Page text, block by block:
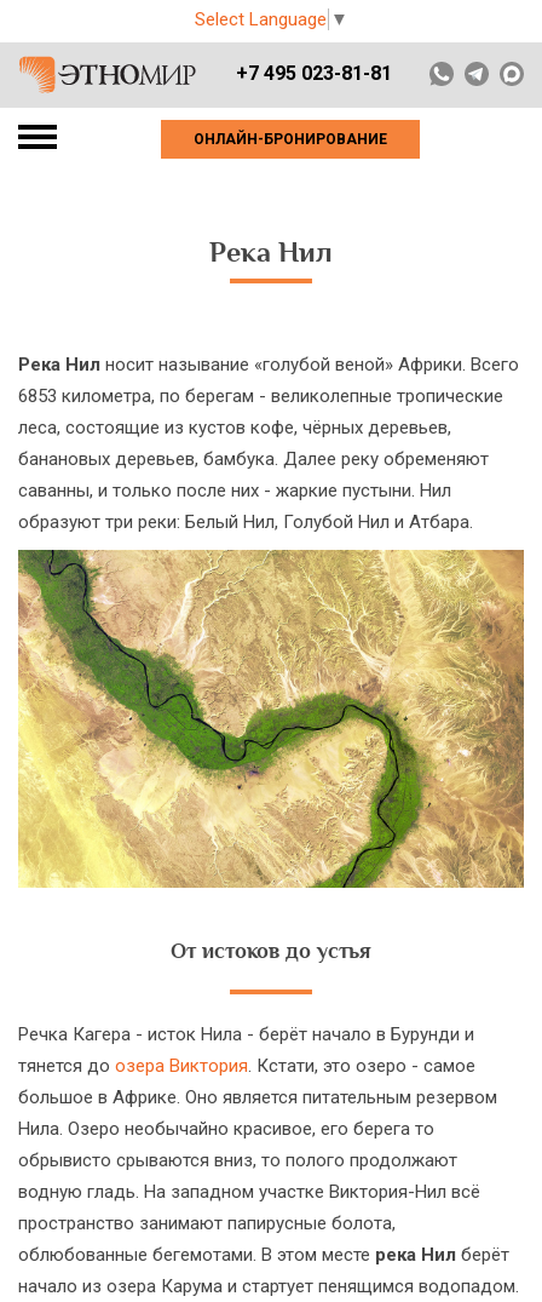
Select Language ▼
+7 495 023-81-81
ОНЛАЙН-БРОНИРОВАНИЕ
Река Нил
Река Нил носит называние «голубой веной» Африки. Всего
6853 километра, по берегам - великолепные тропические
леса, состоящие из кустов кофе, чёрных деревьев,
банановых деревьев, бамбука. Далее реку обременяют
саванны, и только после них - жаркие пустыни. Нил
образуют три реки: Белый Нил, Голубой Нил и Атбара.
От истоков до устья
Речка Кагера - исток Нила - берёт начало в Бурунди и
тянется до озера Виктория. Кстати, это озеро - самое
большое в Африке. Оно является питательным резервом
Нила. Озеро необычайно красивое, его берега то
обрывисто срываются вниз, то полого продолжают
водную гладь. На западном участке Виктория-Нил всё
пространство занимают папирусные болота,
облюбованные бегемотами. В этом месте река Нил берёт
начало из озера Карума и стартует пенящимся водопадом.